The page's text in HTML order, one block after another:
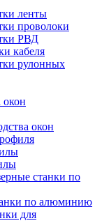
ленты
проволоки
РВД
кабеля
рулонных
окон
окон
станки по
по алюминию
для